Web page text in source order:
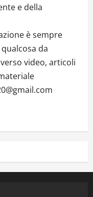
e della
è sempre
da
video, articoli